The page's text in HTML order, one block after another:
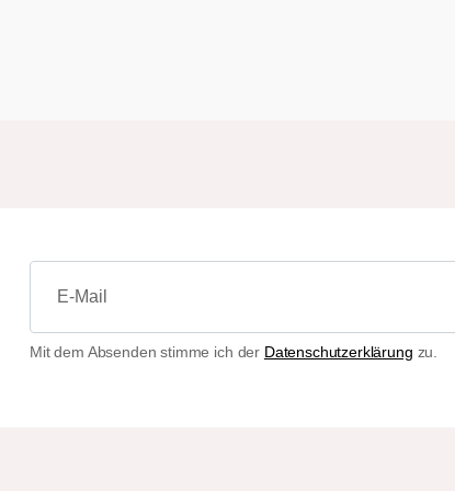
Mit dem Absenden stimme ich der Datenschutzerklärung zu.